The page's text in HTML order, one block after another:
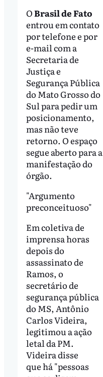
OBrasil de Fato
entrou em contato
por telefone e por
e-mail com a
Secretaria de
Justiça e
Segurança Pública
do Mato Grosso do
Sul para pedir um
posicionamento,
mas não teve
retorno. O espaço
segue aberto para a
manifestação do
órgão.
"Argumento
preconceituoso"
Em coletiva de
imprensa horas
depois do
assassinato de
Ramos, o
secretário de
segurança pública
do MS, Antônio
Carlos Videira,
legitimou a ação
letal da PM.
Videira disse
que há "pessoas